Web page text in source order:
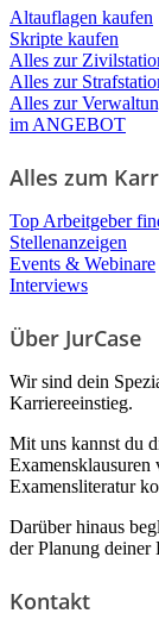
Altauflagen kaufen
Skripte kaufen
Alles zur
Alles zur
Alles zur
im ANGEBOT
Alles zum
Top Arbeitgeber
Stellenanzeigen
Events & Webinare
Interviews
Über JurCase
Wir sind dein
Karriereeinstieg.
Mit uns kannst du
Examensklausuren
Examensliteratur
Darüber hinaus
der Planung deiner
Kontakt